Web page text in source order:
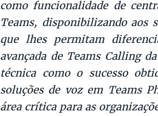
como funcionalidade de
Teams, disponibilizando aos
que lhes permitam
avançada de Teams Calling
técnica como o sucesso
soluções de voz em Teams
área crítica para as